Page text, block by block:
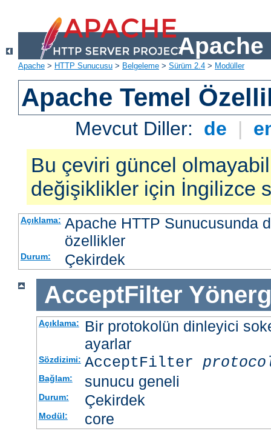
Apache
Apache > HTTP Sunucusu > Belgeleme > Sürüm 2.4 > Modüller
Apache Temel
Mevcut Diller: de |
Bu çeviri güncel
değişiklikler için İngilizce
Açıklama: Apache HTTP Sunucusunda
özellikler
Durum: Çekirdek
AcceptFilter
Açıklama:
Bir protokolün dinleyici
ayarlar
Sözdizimi: AcceptFilter
Bağlam: sunucu geneli
Durum: Çekirdek
Modül: core